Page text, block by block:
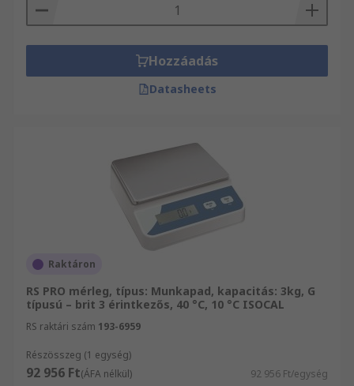
Hozzáadás
Datasheets
Raktáron
RS PRO mérleg, típus: Munkapad, kapacitás: 3kg, G
típusú – brit 3 érintkezős, 40 °C, 10 °C ISOCAL
RS raktári szám 193-6959
Részösszeg (1 egység)
92 956 Ft(ÁFA nélkül) 92 956 Ft/egység